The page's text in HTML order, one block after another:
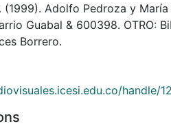
(1999). Adolfo Pedroza y
Guabal & 600398. OTRO:
Borrero.
handle/